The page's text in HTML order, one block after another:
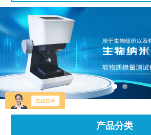
产品分类